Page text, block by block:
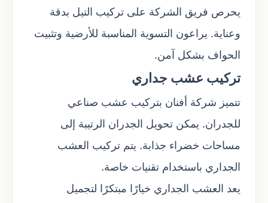
يحرص فريق الشركة على تركيب التيل بدقة
وعناية. يراعون التسوية المناسبة للأرضية وتثبيت
الحواف بشكل آمن.
تركيب عشب جداري
تتميز شركة أفنان بتركيب عشب صناعي
للجدران. يمكن تحويل الجدران الرتيبة إلى
مساحات خضراء جذابة. يتم تركيب العشب
الجداري باستخدام تقنيات خاصة.
يعد العشب الجداري خيارًا مبتكرًا لتجميل